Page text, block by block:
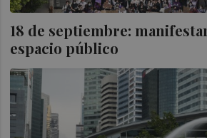
18 de septiembre:
espacio público